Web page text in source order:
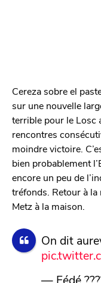
Cereza sobre el
sur une nouvelle
terrible pour le Losc
rencontres
moindre victoire.
bien probablement
encore un peu de
tréfonds. Retour à
Metz à la maison.
On dit
— Fédé